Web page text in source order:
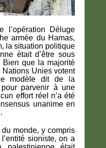
l’opération Déluge
armée du Hamas,
la situation politique
était d’être sous
Bien que la majorité
Nations Unies votent
modèle dit de la
parvenir à une
effort réel n’a été
unanime en
monde, y compris
sioniste, on a